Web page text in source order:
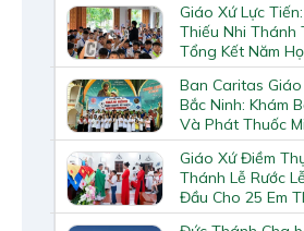
Giáo Xứ Lực Tiến:
Thiếu Nhi Thánh
Tổng Kết Năm
Giáo Lý
Ban Caritas Giáo
Bắc Ninh: Khám
Và Phát Thuốc
Phí Tại Giáo Xứ
Chương
Giáo Xứ Điềm
Thánh Lễ Rước
Đầu Cho 25 Em
Nhi